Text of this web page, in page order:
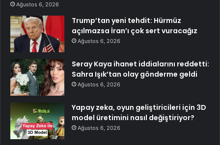
Ağustos 6, 2026
Trump’tan yeni tehdit: Hürmüz
açılmazsa İran’ı çok sert vuracağız
Ağustos 6, 2026
Seray Kaya ihanet iddialarını reddetti:
Sahra Işık’tan olay gönderme geldi
Ağustos 6, 2026
Yapay zeka, oyun geliştiricileri için 3D
model üretimini nasıl değiştiriyor?
Ağustos 6, 2026